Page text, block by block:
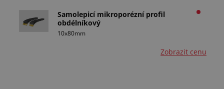
Samolepicí mikroporézní profil
obdélníkový
10x80mm
Zobrazit cenu